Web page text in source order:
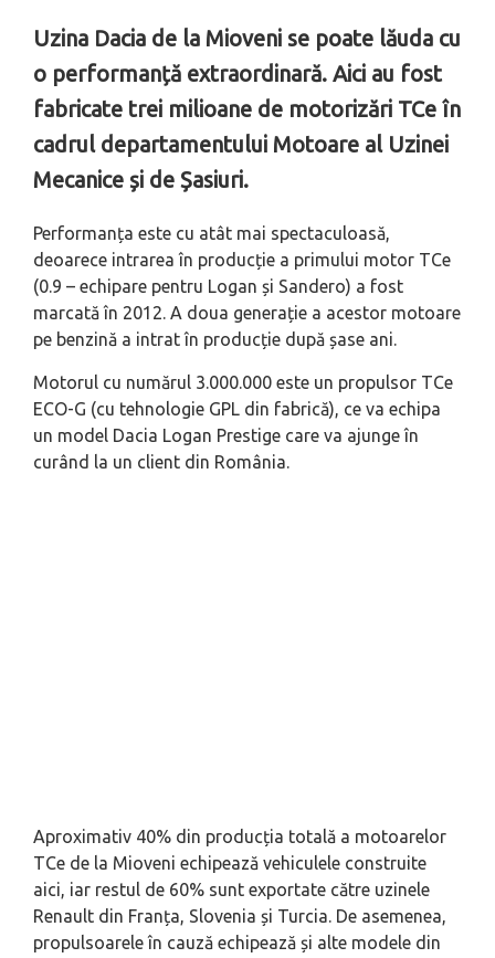
Uzina Dacia de la Mioveni se poate lăuda cu
o performanță extraordinară. Aici au fost
fabricate trei milioane de motorizări TCe în
cadrul departamentului Motoare al Uzinei
Mecanice și de Șasiuri.
Performanța este cu atât mai spectaculoasă,
deoarece intrarea în producție a primului motor TCe
(0.9 – echipare pentru Logan și Sandero) a fost
marcată în 2012. A doua generație a acestor motoare
pe benzină a intrat în producție după șase ani.
Motorul cu numărul 3.000.000 este un propulsor TCe
ECO-G (cu tehnologie GPL din fabrică), ce va echipa
un model Dacia Logan Prestige care va ajunge în
curând la un client din România.
Aproximativ 40% din producția totală a motoarelor
TCe de la Mioveni echipează vehiculele construite
aici, iar restul de 60% sunt exportate către uzinele
Renault din Franța, Slovenia și Turcia. De asemenea,
propulsoarele în cauză echipează și alte modele din